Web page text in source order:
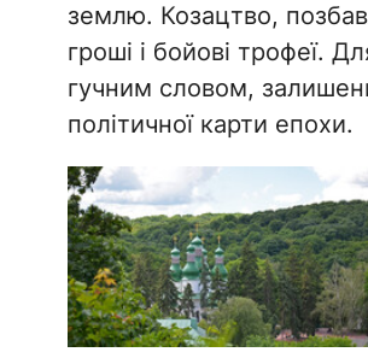
землю. Козацтво,
гроші і бойові трофеї.
гучним словом,
політичної карти епохи.